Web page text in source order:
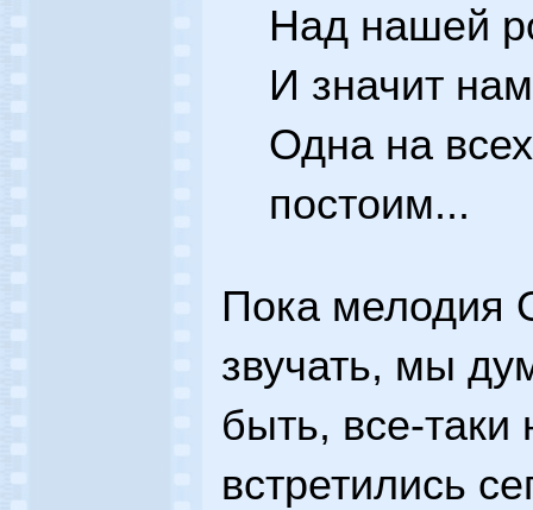
Над нашей
И значит
Одна на
постоим...
Пока мелодия
звучать, мы
быть, все-таки
встретились